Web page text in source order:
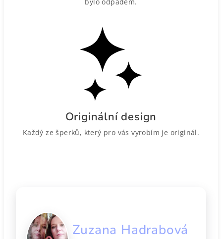
Originální design
Každý ze šperků, který pro vás vyrobím je originál.
Zuzana Hadrabová